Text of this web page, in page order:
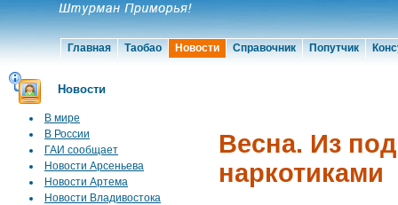
Главная Таобао Новости Справочник Попутчик
Новости
В мире
В России
ГАИ сообщает
Новости Арсеньева
Новости Артема
Новости Владивостока
Весна. Из
наркотиками